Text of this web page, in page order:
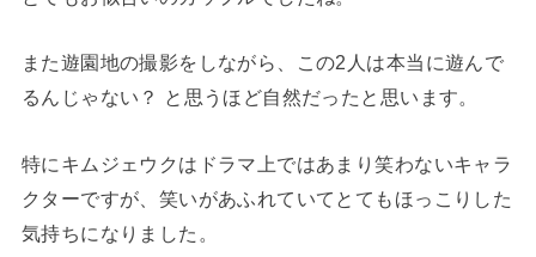
また遊園地の撮影をしながら、この2人は本当に遊んで
るんじゃない？ と思うほど自然だったと思います。
特にキムジェウクはドラマ上ではあまり笑わないキャラ
クターですが、笑いがあふれていてとてもほっこりした
気持ちになりました。